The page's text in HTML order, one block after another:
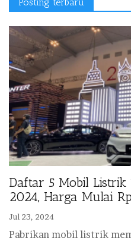
Posting terbaru
Daftar 5 Mobil Listrik
2024, Harga Mulai
Jul 23, 2024
Pabrikan mobil listrik